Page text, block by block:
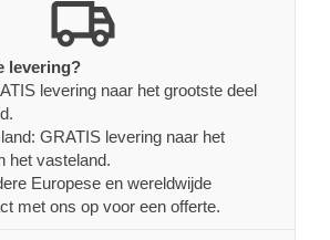
levering?
levering naar het grootste deel
GRATIS levering naar het
het vasteland.
Europese en wereldwijde
met ons op voor een offerte.